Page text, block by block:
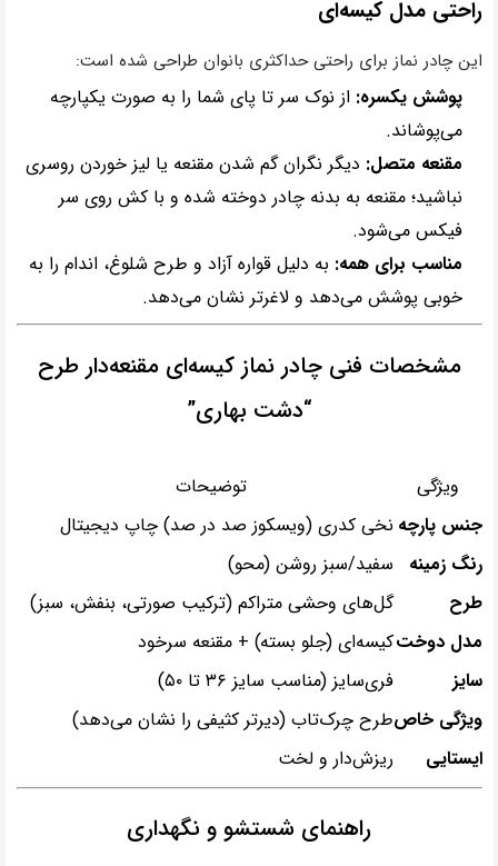
راحتی مدل کیسه‌ای
این چادر نماز برای راحتی حداکثری بانوان طراحی شده است:
پوشش یکسره: از نوک سر تا پای شما را به صورت یکپارچه
می‌پوشاند.
مقنعه متصل: دیگر نگران گم شدن مقنعه یا لیز خوردن روسری
نباشید؛ مقنعه به بدنه چادر دوخته شده و با کش روی سر
فیکس می‌شود.
مناسب برای همه: به دلیل قواره آزاد و طرح شلوغ، اندام را به
خوبی پوشش می‌دهد و لاغرتر نشان می‌دهد.
مشخصات فنی چادر نماز کیسه‌ای مقنعه‌دار طرح
“دشت بهاری”
ویژگی
توضیحات
جنس پارچه نخی کدری (ویسکوز صد در صد) چاپ دیجیتال
رنگ زمینه
سفید/سبز روشن (محو)
طرح
گل‌های وحشی متراکم (ترکیب صورتی، بنفش، سبز)
مدل دوختکیسه‌ای (جلو بسته) + مقنعه سرخود
سایز
فری‌سایز (مناسب سایز ۳۶ تا ۵۰)
ویژگی خاصطرح چرک‌تاب (دیرتر کثیفی را نشان می‌دهد)
ایستایی
ریزش‌دار و لخت
راهنمای شستشو و نگهداری